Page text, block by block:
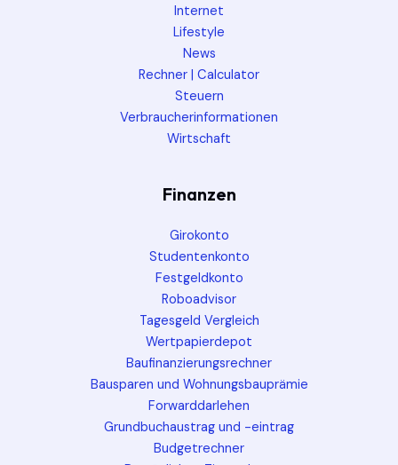
Internet
Lifestyle
News
Rechner | Calculator
Steuern
Verbraucherinformationen
Wirtschaft
Finanzen
Girokonto
Studentenkonto
Festgeldkonto
Roboadvisor
Tagesgeld Vergleich
Wertpapierdepot
Baufinanzierungsrechner
Bausparen und Wohnungsbauprämie
Forwarddarlehen
Grundbuchaustrag und -eintrag
Budgetrechner